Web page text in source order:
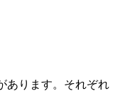
あります。それぞれ